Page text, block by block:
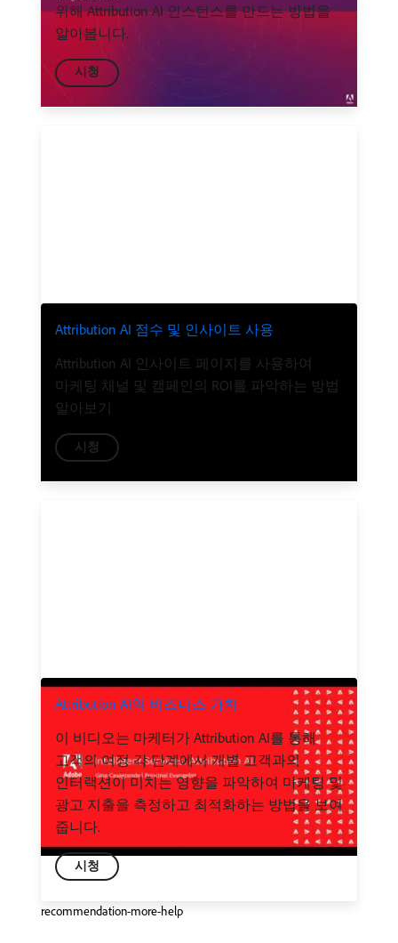
위해 Attribution AI 인스턴스를 만드는 방법을
알아봅니다.
시청
Attribution AI 점수 및 인사이트 사용
Attribution AI 인사이트 페이지를 사용하여
마케팅 채널 및 캠페인의 ROI를 파악하는 방법
알아보기
시청
Attribution AI의 비즈니스 가치
이 비디오는 마케터가 Attribution AI를 통해
고객의 여정 각 단계에서 개별 고객과의
인터랙션이 미치는 영향을 파악하여 마케팅 및
광고 지출을 측정하고 최적화하는 방법을 보여
줍니다.
시청
recommendation-more-help